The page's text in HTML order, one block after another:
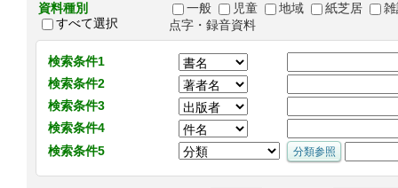
資料種別
すべて選択
一般 児童 地域 紙芝居
点字・録音資料
検索条件1
検索条件2
検索条件3
検索条件4
検索条件5